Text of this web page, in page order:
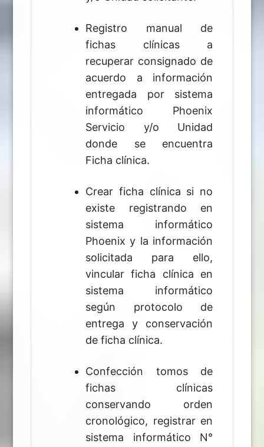
Registro manual de
fichas clínicas a
recuperar consignado de
acuerdo a información
entregada por sistema
informático Phoenix
Servicio y/o Unidad
donde se encuentra
Ficha clínica.
Crear ficha clínica si no
existe registrando en
sistema informático
Phoenix y la información
solicitada para ello,
vincular ficha clínica en
sistema informático
según protocolo de
entrega y conservación
de ficha clínica.
Confección tomos de
fichas clínicas
conservando orden
cronológico, registrar en
sistema informático N°